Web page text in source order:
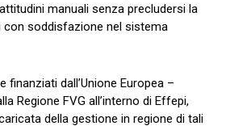
manuali senza precludersi la
con soddisfazione nel sistema
finanziati dall’Unione Europea –
Regione FVG all’interno di Effepi,
della gestione in regione di tali